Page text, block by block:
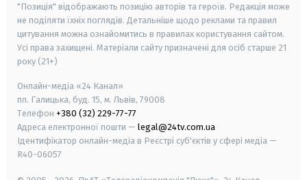
"Позиція" відображають позицію авторів та героїв. Редакція може
не поділяти їхніх поглядів. Детальніше щодо реклами та правил
цитування можна ознайомитись в правилах користування сайтом.
Усі права захищені. Матеріали сайту призначені для осіб старше 21
року (21+)
Онлайн-медіа «24 Канал»
пл. Галицька, буд. 15, м. Львів, 79008
Телефон +380 (32) 229-77-77
Адреса електронної пошти — legal@24tv.com.ua
Ідентифікатор онлайн-медіа в Реєстрі суб'єктів у сфері медіа —
R40-06057